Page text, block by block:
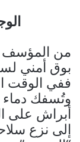
من المؤسف
بوق أمني
ففي الوقت
وتُسفك دماء
أبراش على
إلى نزع